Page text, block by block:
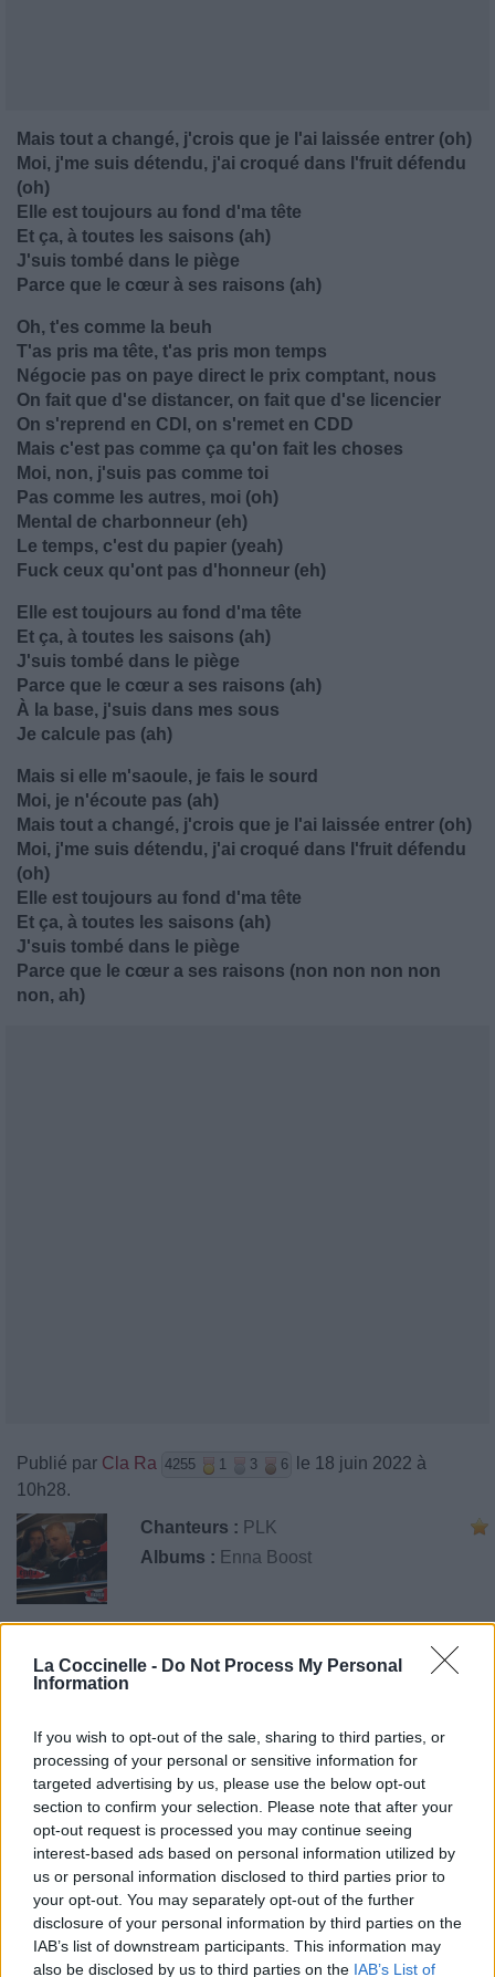
La Coccinelle - Do Not Process My Personal
Information
If you wish to opt-out of the sale, sharing to third parties, or
processing of your personal or sensitive information for
targeted advertising by us, please use the below opt-out
section to confirm your selection. Please note that after your
opt-out request is processed you may continue seeing
interest-based ads based on personal information utilized by
us or personal information disclosed to third parties prior to
your opt-out. You may separately opt-out of the further
disclosure of your personal information by third parties on the
IAB’s list of downstream participants. This information may
also be disclosed by us to third parties on the IAB’s List of
Mais tout a changé, j'crois que je l'ai laissée entrer (oh)
Moi, j'me suis détendu, j'ai croqué dans l'fruit défendu
(oh)
Elle est toujours au fond d'ma tête
Et ça, à toutes les saisons (ah)
J'suis tombé dans le piège
Parce que le cœur à ses raisons (ah)
Oh, t'es comme la beuh
T'as pris ma tête, t'as pris mon temps
Négocie pas on paye direct le prix comptant, nous
On fait que d'se distancer, on fait que d'se licencier
On s'reprend en CDI, on s'remet en CDD
Mais c'est pas comme ça qu'on fait les choses
Moi, non, j'suis pas comme toi
Pas comme les autres, moi (oh)
Mental de charbonneur (eh)
Le temps, c'est du papier (yeah)
Fuck ceux qu'ont pas d'honneur (eh)
Elle est toujours au fond d'ma tête
Et ça, à toutes les saisons (ah)
J'suis tombé dans le piège
Parce que le cœur a ses raisons (ah)
À la base, j'suis dans mes sous
Je calcule pas (ah)
Mais si elle m'saoule, je fais le sourd
Moi, je n'écoute pas (ah)
Mais tout a changé, j'crois que je l'ai laissée entrer (oh)
Moi, j'me suis détendu, j'ai croqué dans l'fruit défendu
(oh)
Elle est toujours au fond d'ma tête
Et ça, à toutes les saisons (ah)
J'suis tombé dans le piège
Parce que le cœur a ses raisons (non non non non
non, ah)
Publié par Cla Ra 4255 1 3 6
le 18 juin 2022 à
10h28.
Chanteurs : PLK
Albums : Enna Boost
⇑
Paroles Téléchargement
Vidéos
Pour prolonger le plaisir musical :
Vous aimez chanter, apprenez la guitare chez
Télécharger légalement les MP3 sur
Télécharger légalement les MP3 ou trouver le CD sur
Trouver des vinyles et des CD sur